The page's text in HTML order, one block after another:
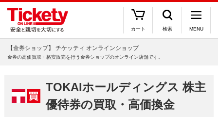
カート 検索 MENU
【金券ショップ】 チケッティ オンラインショップ
金券の高価買取・格安販売を行う金券ショップのオンライン店舗です。
TOKAIホールディングス 株主
優待券の買取・高価換金